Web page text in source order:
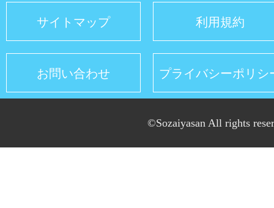
サイトマップ 利用規約
お問い合わせ プライバシーポリシ
©Sozaiyasan All rights